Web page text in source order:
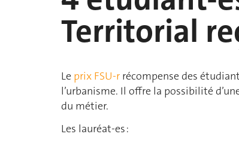
Territorial
Le prix FSU-r récompense des
l’urbanisme. Il offre la possibilité
du métier.
Les lauréat-es :